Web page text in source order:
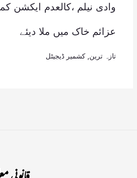
وادی نیلم ،کالعدم ایکشن
عزائم خاک میں ملا دیئے
تازہ ترین کشمیر ڈیجیٹل